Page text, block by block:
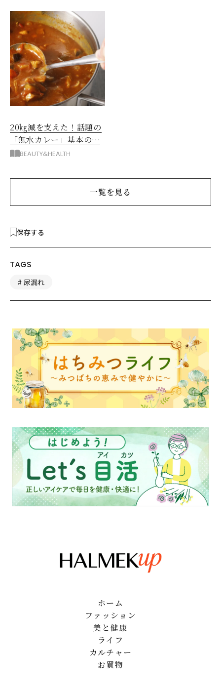
20㎏減を支えた！話題の
「無水カレー」基本の作
り方とおすすめルウ6選
BEAUTY&HEALTH
一覧を見る
保存する
TAGS
尿漏れ
ホーム
ファッション
美と健康
ライフ
カルチャー
お買物